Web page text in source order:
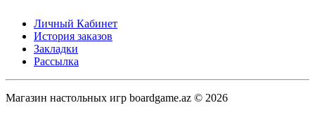
Личный Кабинет
История заказов
Закладки
Рассылка
Магазин настольных игр boardgame.az © 2026